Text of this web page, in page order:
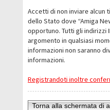
Accetti di non inviare alcun
dello Stato dove “Amiga
opportuno. Tutti gli indirizzi
argomento in qualsiasi
informazioni non saranno
informazioni.
Registrandoti inoltre
Torna alla schermata di